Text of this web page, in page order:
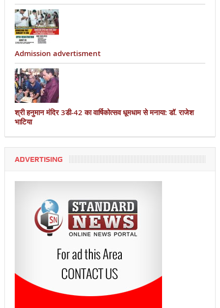
Admission advertisment
श्री हनुमान मंदिर 3डी-42 का वार्षिकोत्सव धूमधाम से मनाया: डॉ. राजेश
भाटिया
ADVERTISING